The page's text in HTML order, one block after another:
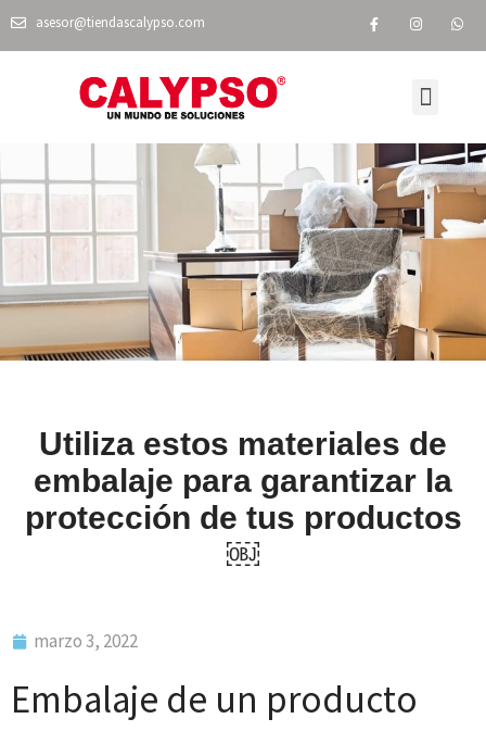
asesor@tiendascalypso.com
Utiliza estos materiales de
embalaje para garantizar la
protección de tus productos
￼
marzo 3, 2022
Embalaje de un producto